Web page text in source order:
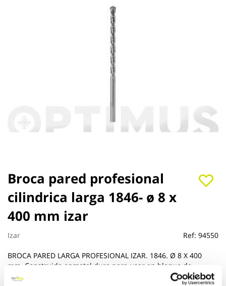
Broca pared profesional
cilindrica larga 1846- ø 8 x
400 mm izar
Izar Ref: 94550
BROCA PARED LARGA PROFESIONAL IZAR. 1846. Ø 8 X 400
mm. Construida enmetal duro para usar en bloque de
hormigón.
Saltar
al
comienzo
de
la
galería
de